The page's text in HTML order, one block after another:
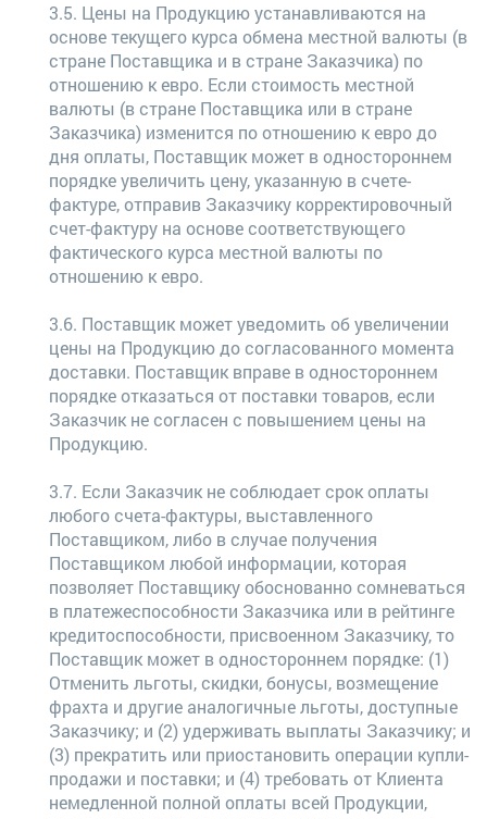
3.5. Цены на Продукцию устанавливаются на
основе текущего курса обмена местной валюты (в
стране Поставщика и в стране Заказчика) по
отношению к евро. Если стоимость местной
валюты (в стране Поставщика или в стране
Заказчика) изменится по отношению к евро до
дня оплаты, Поставщик может в одностороннем
порядке увеличить цену, указанную в счете-
фактуре, отправив Заказчику корректировочный
счет-фактуру на основе соответствующего
фактического курса местной валюты по
отношению к евро.
3.6. Поставщик может уведомить об увеличении
цены на Продукцию до согласованного момента
доставки. Поставщик вправе в одностороннем
порядке отказаться от поставки товаров, если
Заказчик не согласен с повышением цены на
Продукцию.
3.7. Если Заказчик не соблюдает срок оплаты
любого счета-фактуры, выставленного
Поставщиком, либо в случае получения
Поставщиком любой информации, которая
позволяет Поставщику обоснованно сомневаться
в платежеспособности Заказчика или в рейтинге
кредитоспособности, присвоенном Заказчику, то
Поставщик может в одностороннем порядке: (1)
Отменить льготы, скидки, бонусы, возмещение
фрахта и другие аналогичные льготы, доступные
Заказчику; и (2) удерживать выплаты Заказчику; и
(3) прекратить или приостановить операции купли-
продажи и поставки; и (4) требовать от Клиента
немедленной полной оплаты всей Продукции,